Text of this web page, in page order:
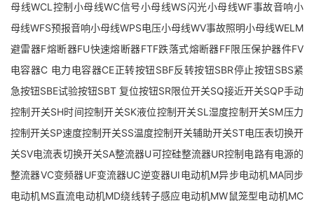
母线WCL控制小母线WC信号小母线WS闪光小母线WF事故音响小
母线WFS预报音响小母线WPS电压小母线WV事故照明小母线WELM
避雷器F熔断器FU快速熔断器FTF跌落式熔断器FF限压保护器件FV
电容器C 电力电容器CE正转按钮SBF反转按钮SBR停止按钮SBS紧
急按钮SBE试验按钮SBT 复位按钮SR限位开关SQ接近开关SQP手动
控制开关SH时间控制开关SK液位控制开关SL湿度控制开关SM压力
控制开关SP速度控制开关SS温度控制开关辅助开关ST电压表切换开
关SV电流表切换开关SA整流器U可控硅整流器UR控制电路有电源的
整流器VC变频器UF变流器UC逆变器UI电动机M异步电动机MA同步
电动机MS直流电动机MD绕线转子感应电动机MW鼠笼型电动机MC